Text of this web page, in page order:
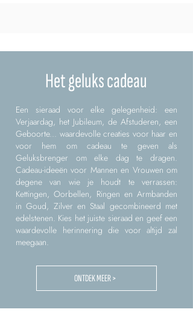
Het geluks cadeau
Een sieraad voor elke gelegenheid: een
Verjaardag, het Jubileum, de Afstuderen, een
Geboorte... waardevolle creaties voor haar en
voor hem om cadeau te geven als
Geluksbrenger om elke dag te dragen.
Cadeau-ideeën voor Mannen en Vrouwen om
degene van wie je houdt te verrassen:
Kettingen, Oorbellen, Ringen en Armbanden
in Goud, Zilver en Staal gecombineerd met
edelstenen. Kies het juiste sieraad en geef een
waardevolle herinnering die voor altijd zal
meegaan.
ONTDEK MEER >